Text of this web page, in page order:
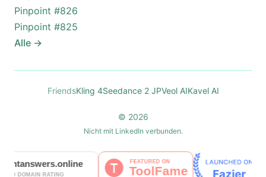
Pinpoint #826
Pinpoint #825
Alle →
FriendsKling 4Seedance 2 JPVeol AIKavel AI
© 2026
Nicht mit LinkedIn verbunden.